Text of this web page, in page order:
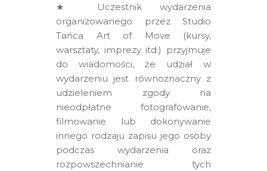
★ Uczestnik wydarzenia
organizowanego przez Studio
Tańca Art of Move (kursy,
warsztaty, imprezy itd.) przyjmuje
do wiadomości, że udział w
wydarzeniu jest równoznaczny z
udzieleniem zgody na
nieodpłatne fotografowanie,
filmowanie lub dokonywanie
innego rodzaju zapisu jego osoby
podczas wydarzenia oraz
rozpowszechnianie tych